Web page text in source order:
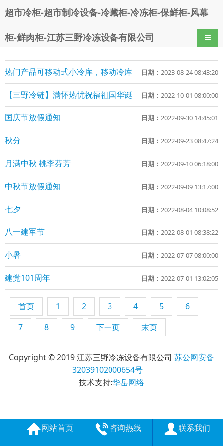
超市冷柜-超市制冷设备-冷藏柜-冷冻柜-保鲜柜-风幕
柜-鲜肉柜-江苏三野冷冻设备有限公司 导航
热门产品可移动式小冷库，移动冷库 日期： 2023-08-24 08:43:20
【三野冷链】满怀热忧祝福祖国华诞 日期： 2022-10-01 08:00:00
国庆节放假通知 日期： 2022-09-30 14:45:01
秋分 日期： 2022-09-23 08:47:24
月满中秋 桃李芬芳 日期： 2022-09-10 06:18:00
中秋节放假通知 日期： 2022-09-09 13:17:00
七夕 日期： 2022-08-04 10:08:52
八一建军节 日期： 2022-08-01 08:38:22
小暑 日期： 2022-07-07 08:00:00
建党101周年 日期： 2022-07-01 13:02:05
首页 1 2 3 4 5
6
7
8 9 下一页 末页
网站首页 咨询热线 联系我们
Copyright © 2019 江苏三野冷冻设备有限公司 苏公网安备
32039102000654号
技术支持:华岳网络